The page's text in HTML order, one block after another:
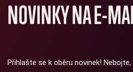
NOVINKY NA E-
Přihlašte se k oběru novinek!